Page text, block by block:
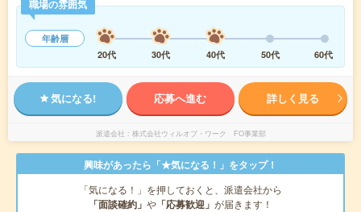
職場の雰囲気
年齢層
20代
30代 40代 50代 60代
気になる! 応募へ進む 詳しく見る
派遣会社 株式会社ウィルオブ・ワーク FO事業部
興味があったら「★気になる！」をタップ！
「気になる！」を押しておくと、派遣会社から
「面談確約」 や 「応募歓迎」 が届きます！